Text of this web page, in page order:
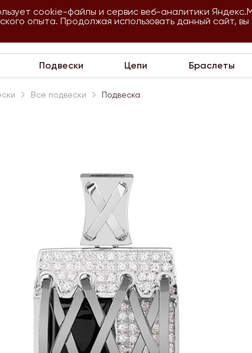
35 54
связь
О
Подвески Цепи Браслеты
Все подвески Подвеска
cookie-файлы и сервис веб-аналитики
опыта. Продолжая использовать данный сайт,